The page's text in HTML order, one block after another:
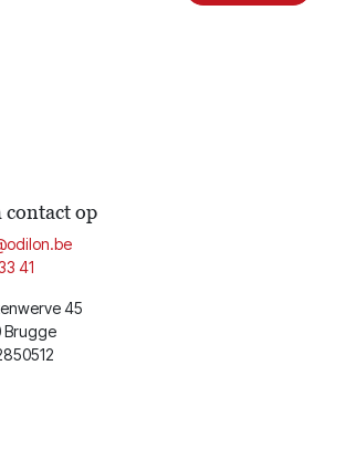
contact op
41
45
Brugge